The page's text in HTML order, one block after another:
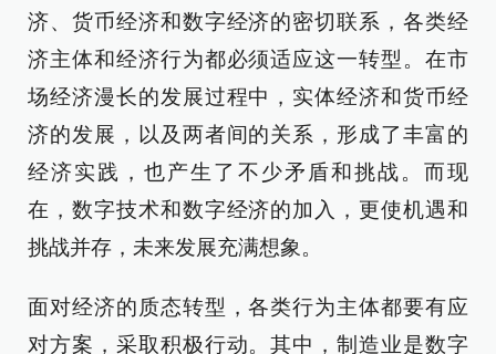
济、货币经济和数字经济的密切联系，各类经
济主体和经济行为都必须适应这一转型。在市
场经济漫长的发展过程中，实体经济和货币经
济的发展，以及两者间的关系，形成了丰富的
经济实践，也产生了不少矛盾和挑战。而现
在，数字技术和数字经济的加入，更使机遇和
挑战并存，未来发展充满想象。
面对经济的质态转型，各类行为主体都要有应
对方案，采取积极行动。其中，制造业是数字